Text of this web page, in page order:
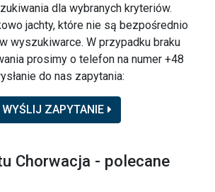
dla wybranych kryteriów.
jachty, które nie są bezpośrednio
wyszukiwarce. W przypadku braku
prosimy o telefon na numer +48
do nas zapytania:
WYŚLIJ ZAPYTANIE
Chorwacja - polecane